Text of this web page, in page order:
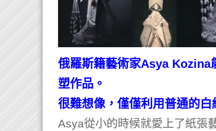
俄羅斯籍藝術家Asya Kozina
塑作品。
很難想像，僅僅利用普通的
Asya從小的時候就愛上了紙張